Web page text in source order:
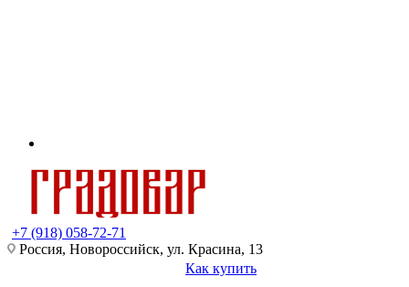
+7 (918) 058-72-71
Россия, Новороссийск, ул. Красина, 13
Как купить